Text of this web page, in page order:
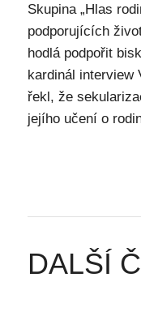
Skupina „Hlas
podporujících
hodlá podpořit
kardinál interview
řekl, že
jejího učení o
DALŠÍ